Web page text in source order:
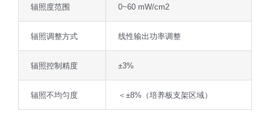
辐照度范围 0~60 mW/cm2
辐照调整方式 线性输出功率调整
辐照控制精度 ±3%
辐照不均匀度 ＜±8%（培养板支架区域）